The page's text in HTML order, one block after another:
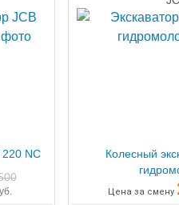
220 NC
Колесный
Цена за смену